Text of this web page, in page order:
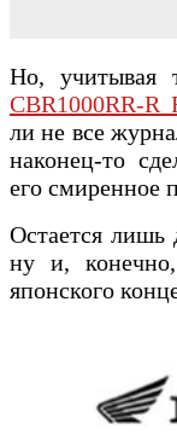
Но, учитывая
CBR1000RR-R
ли не все
наконец-то
его смиренное
Остается лишь
ну и,
японского